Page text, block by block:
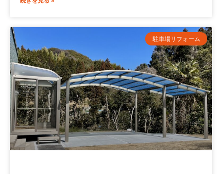
駐車場リフォーム